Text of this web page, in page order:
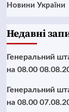
Новини України
Недавні
Генеральний
на 08.00
Генеральний
на 08.00